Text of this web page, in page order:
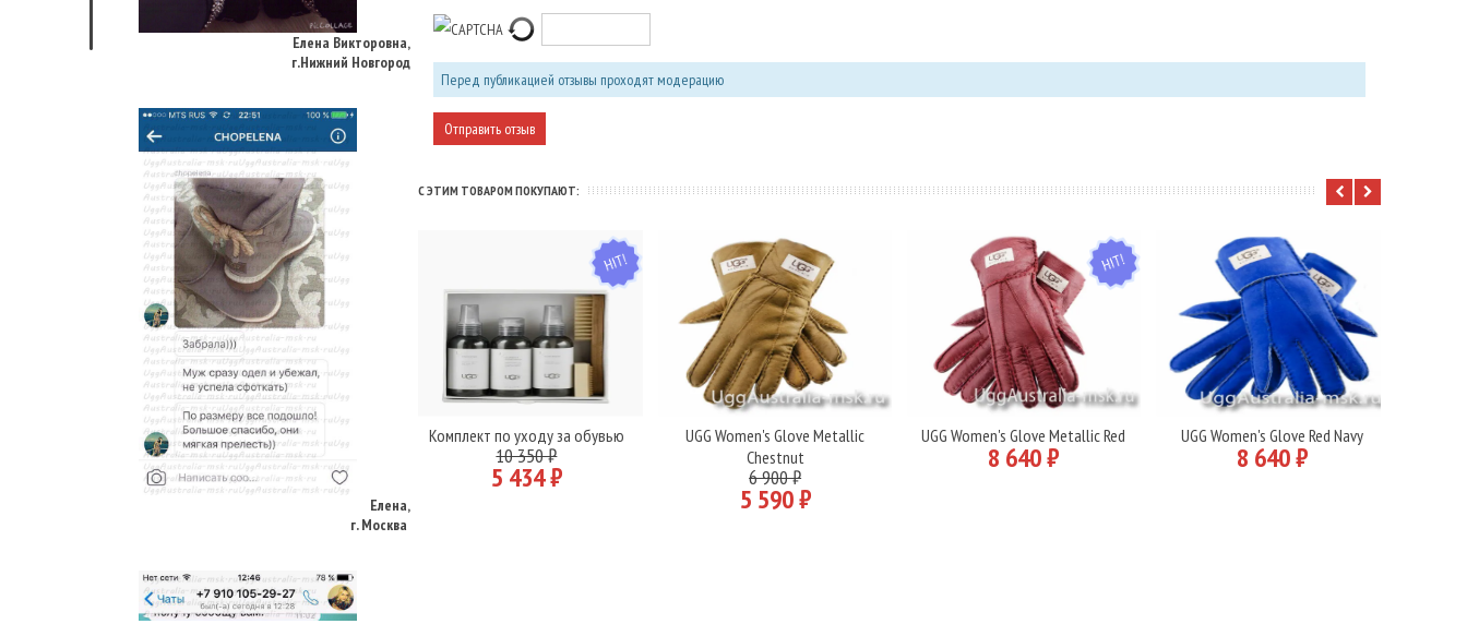
Елена Викторовна
г.Нижний Новгород
г. Москва
Перед публикацией отзывы проходят модерацию
С ЭТИМ ТОВАРОМ ПОКУПАЮТ:
HIT
В корзину
Комплект по уходу за обувью
10 350 ₽
5 434 ₽
Подробнее
UGG Women's Glove Metallic
Chestnut
6 900 ₽
5 590 ₽
HIT
Подробнее
UGG Women's Glove Metallic Red
8 640 ₽ Подробнее
UGG Women's Glove Red Navy
8 640 ₽